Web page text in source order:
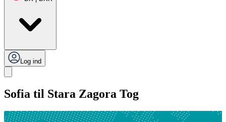
Log ind
Sofia til Stara Zagora Tog